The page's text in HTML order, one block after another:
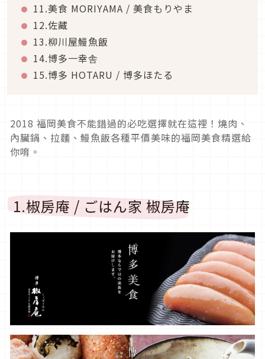
11.美食 MORIYAMA / 美食もりやま
12.佐藏
13.柳川屋鰻魚飯
14.博多一幸舎
15.博多 HOTARU / 博多ほたる
2018 福岡美食不能錯過的必吃選擇就在這裡！燒肉、
內臟鍋、拉麵、鰻魚飯各種平價美味的福岡美食精選給
你唷。
1.椒房庵 / ごはん家 椒房庵